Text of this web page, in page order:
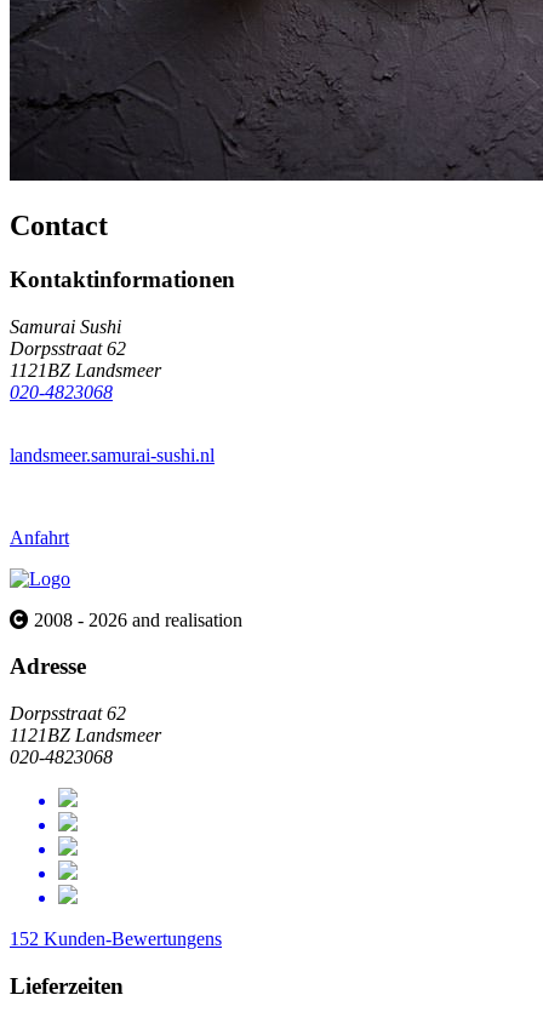
Contact
Kontaktinformationen
Samurai Sushi
Dorpsstraat 62
1121BZ Landsmeer
020-4823068
landsmeer.samurai-sushi.nl
Anfahrt
2008 - 2026 and realisation
Adresse
Dorpsstraat 62
1121BZ Landsmeer
020-4823068
152 Kunden-Bewertungens
Lieferzeiten